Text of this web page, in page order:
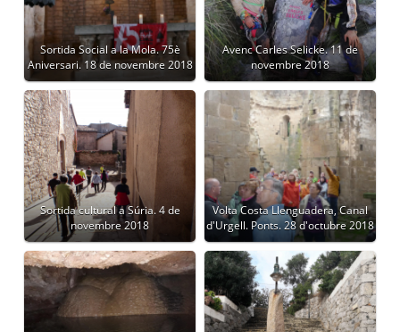
Sortida Social a la Mola. 75è
Aniversari. 18 de novembre 2018
Avenc Carles Selicke. 11 de
novembre 2018
Sortida cultural a Súria. 4 de
novembre 2018
Volta Costa Llenguadera, Canal
d'Urgell. Ponts. 28 d'octubre 2018